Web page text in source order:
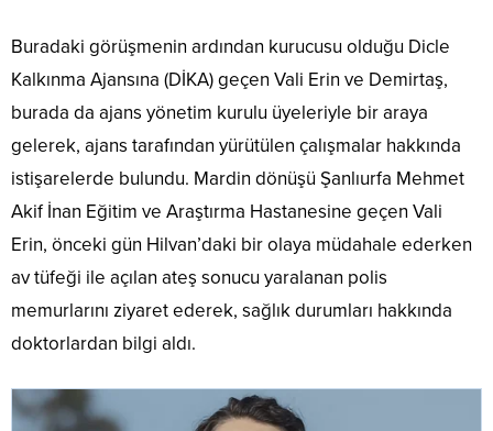
Buradaki görüşmenin ardından kurucusu olduğu Dicle
Kalkınma Ajansına (DİKA) geçen Vali Erin ve Demirtaş,
burada da ajans yönetim kurulu üyeleriyle bir araya
gelerek, ajans tarafından yürütülen çalışmalar hakkında
istişarelerde bulundu. Mardin dönüşü Şanlıurfa Mehmet
Akif İnan Eğitim ve Araştırma Hastanesine geçen Vali
Erin, önceki gün Hilvan’daki bir olaya müdahale ederken
av tüfeği ile açılan ateş sonucu yaralanan polis
memurlarını ziyaret ederek, sağlık durumları hakkında
doktorlardan bilgi aldı.